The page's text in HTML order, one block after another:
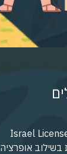
Israel
בשילוב אופרציה